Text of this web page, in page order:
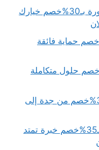
سيارات نقل عفش بالمدينة المنورة بـ30%خصم خيارك
الاثاث الدمام بـ35%خصم حماية فائقة
من مكة لجدة بـ35%خصم حلول متكاملة
نقل عفش من جدة الى ينبع بـ35%خصم من جدة إلى
افضل شركة نقل اثاث بالمدينة بـ35%خصم خبرة تمتد